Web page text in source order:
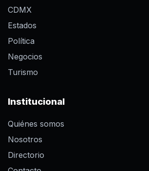
CDMX
Estados
Política
Negocios
Turismo
Institucional
Quiénes somos
Nosotros
Directorio